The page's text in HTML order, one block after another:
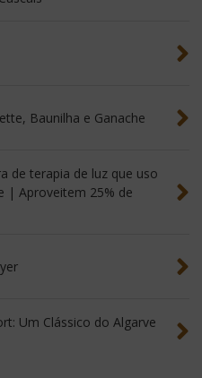
Baunilha e Ganache
de terapia de luz que uso
| Aproveitem 25% de
Um Clássico do Algarve